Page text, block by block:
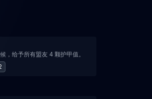
，给予所有盟友 4 颗护甲值。